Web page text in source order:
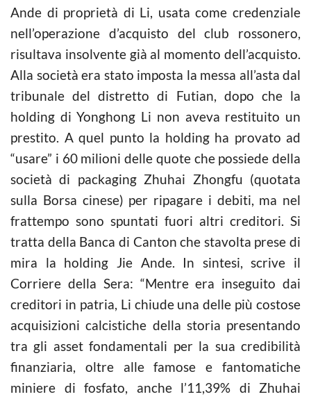
Ande di proprietà di Li, usata come credenziale
nell’operazione d’acquisto del club rossonero,
risultava insolvente già al momento dell’acquisto.
Alla società era stato imposta la messa all’asta dal
tribunale del distretto di Futian, dopo che la
holding di Yonghong Li non aveva restituito un
prestito. A quel punto la holding ha provato ad
“usare” i 60 milioni delle quote che possiede della
società di packaging Zhuhai Zhongfu (quotata
sulla Borsa cinese) per ripagare i debiti, ma nel
frattempo sono spuntati fuori altri creditori. Si
tratta della Banca di Canton che stavolta prese di
mira la holding Jie Ande. In sintesi, scrive il
Corriere della Sera: “Mentre era inseguito dai
creditori in patria, Li chiude una delle più costose
acquisizioni calcistiche della storia presentando
tra gli asset fondamentali per la sua credibilità
finanziaria, oltre alle famose e fantomatiche
miniere di fosfato, anche l’11,39% di Zhuhai